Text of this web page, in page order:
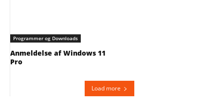
Programmer og Downloads
Anmeldelse af Windows 11
Pro
Load more